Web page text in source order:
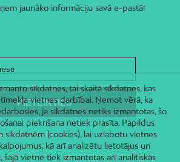
jaunāko informāciju savā e-pastā!
sīkdatnes, tai skaitā sīkdatnes, kas
vietnes darbībai. Ņemot vērā, ka
ja sīkdatnes netiks izmantotas, šo
piekrišana netiek prasīta. Papildus
sīkdatnēm (cookies), lai uzlabotu vietnes
kā arī analizētu lietotājus un
šajā vietnē tiek izmantotas arī analītiskās